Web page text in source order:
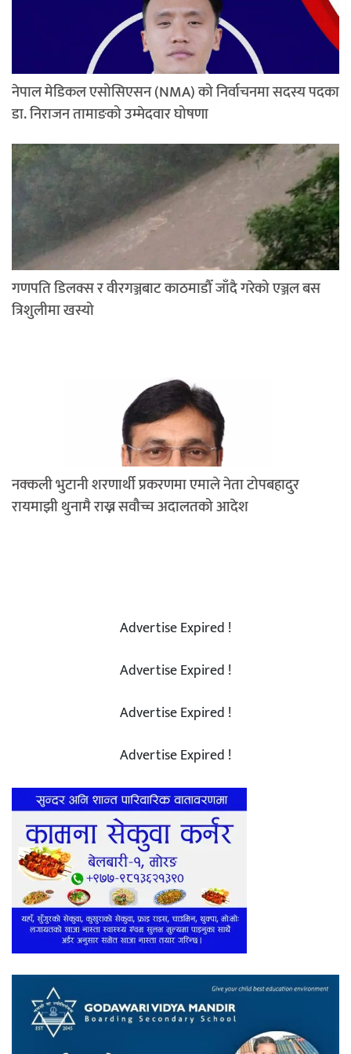
नेपाल मेडिकल एसोसिएसन (NMA) को निर्वाचनमा सदस्य पदका
डा. निराजन तामाङको उम्मेदवार घोषणा
गणपति डिलक्स र वीरगञ्जबाट काठमाडौँ जाँदै गरेको एञ्जल बस
त्रिशुलीमा खस्यो
नक्कली भुटानी शरणार्थी प्रकरणमा एमाले नेता टोपबहादुर
रायमाझी थुनामै राख्न सवौच्च अदालतको आदेश
Advertise Expired !
Advertise Expired !
Advertise Expired !
Advertise Expired !